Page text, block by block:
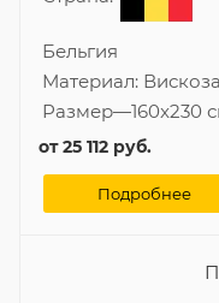
Бельгия
Материал: Вискоза
Размер—160x230
от25 112 руб.
Подробнее